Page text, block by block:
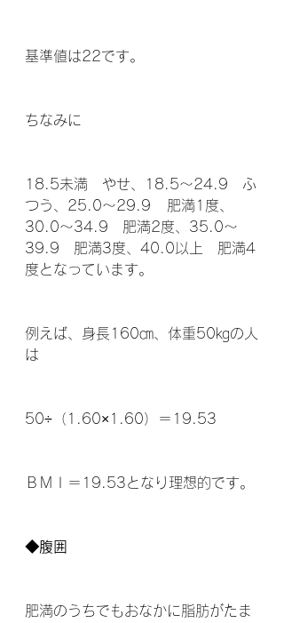
基準値は22です。
ちなみに
18.5未満　やせ、18.5～24.9　ふ
つう、25.0～29.9	肥満1度、
30.0～34.9　肥満2度、35.0～
39.9　肥満3度、40.0以上　肥満4
度となっています。
例えば、身長160㎝、体重50㎏の人
は
50÷（1.60×1.60）＝19.53
ＢＭＩ＝19.53となり理想的です。
◆腹囲
肥満のうちでもおなかに脂肪がたま